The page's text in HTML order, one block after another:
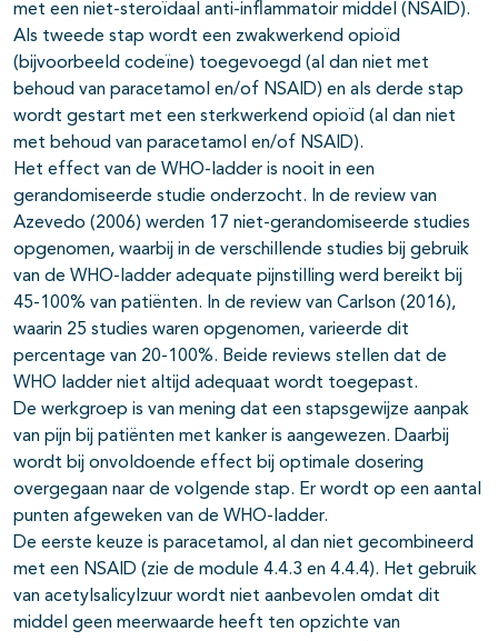
met een niet-steroïdaal anti-inflammatoir middel (NSAID).
Als tweede stap wordt een zwakwerkend opioïd
(bijvoorbeeld codeïne) toegevoegd (al dan niet met
behoud van paracetamol en/of NSAID) en als derde stap
wordt gestart met een sterkwerkend opioïd (al dan niet
met behoud van paracetamol en/of NSAID).
Het effect van de WHO-ladder is nooit in een
gerandomiseerde studie onderzocht. In de review van
Azevedo (2006) werden 17 niet-gerandomiseerde studies
opgenomen, waarbij in de verschillende studies bij gebruik
van de WHO-ladder adequate pijnstilling werd bereikt bij
45-100% van patiënten. In de review van Carlson (2016),
waarin 25 studies waren opgenomen, varieerde dit
percentage van 20-100%. Beide reviews stellen dat de
WHO ladder niet altijd adequaat wordt toegepast.
De werkgroep is van mening dat een stapsgewijze aanpak
van pijn bij patiënten met kanker is aangewezen. Daarbij
wordt bij onvoldoende effect bij optimale dosering
overgegaan naar de volgende stap. Er wordt op een aantal
punten afgeweken van de WHO-ladder.
De eerste keuze is paracetamol, al dan niet gecombineerd
met een NSAID (zie de module 4.4.3 en 4.4.4). Het gebruik
van acetylsalicylzuur wordt niet aanbevolen omdat dit
middel geen meerwaarde heeft ten opzichte van